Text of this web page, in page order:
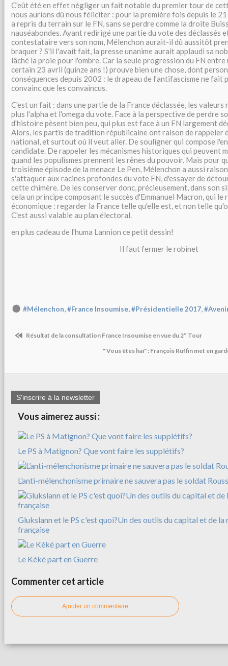
C'eût été en effet négliger un fait notable du premier tour de
nous aurions dû nous féliciter : pour la première fois depuis le
a repris du terrain sur le FN, sans se perdre comme la droite
nauséabondes. Ayant redirigé une partie du vote des déclassés
contestataire vers son nom, Mélenchon aurait-il dû aussitôt
braquer ? S'il l'avait fait, la presse unanime aurait applaudi sa
lâché la proie pour l'ombre. Car la seule progression du FN
certain 23 avril (quinze ans !) prouve bien une chose, dont
conséquences depuis 2002 : le drapeau de l'antifascisme ne fait
convainc que les convaincus.
C'est un fait : dans une partie de la France déclassée, les valeurs
plus l'alpha et l'omega du vote. Face à la perspective de perdre
d'histoire pèsent bien peu, qui plus est face à un FN largement
Alors, les partis de tradition républicaine ont raison de rappeler
national, et surtout où il veut aller. De souligner qui compose
candidate. De rappeler les mécanismes historiques qui peuvent
quand les populismes prennent les rênes du pouvoir. Mais pour
troisième épisode de la menace Le Pen, Mélenchon a aussi
s'attaquer aux racines profondes du vote FN, d'essayer de
cette chimère. De les conserver donc, précieusement, dans son
cela un principe composant le succès d'Emmanuel Macron, qui le
économique : regarder la France telle qu'elle est, et non telle
C'est aussi valable au plan électoral.
en plus cadeau de l'huma Lannion ce petit dessin!
Il faut fermer le robinet
#Mélenchon,#France Insoumise,#Présidentielle 2017,
Résultat de la consultation France Insoumise en vue du 2° Tour
" Vous êtes haï" : François Ruffin met en
S'inscrire à la newsletter
Vous aimerez aussi :
Le PS à Matignon? Que vont faire les supplétifs?
L’anti-mélenchonisme primaire ne sauvera pas le soldat
Glukslann et le PS c'est quoi?Un des outils du capital et de
française
Le Kéké part en Guerre
Commenter cet article
Ajouter un commentaire